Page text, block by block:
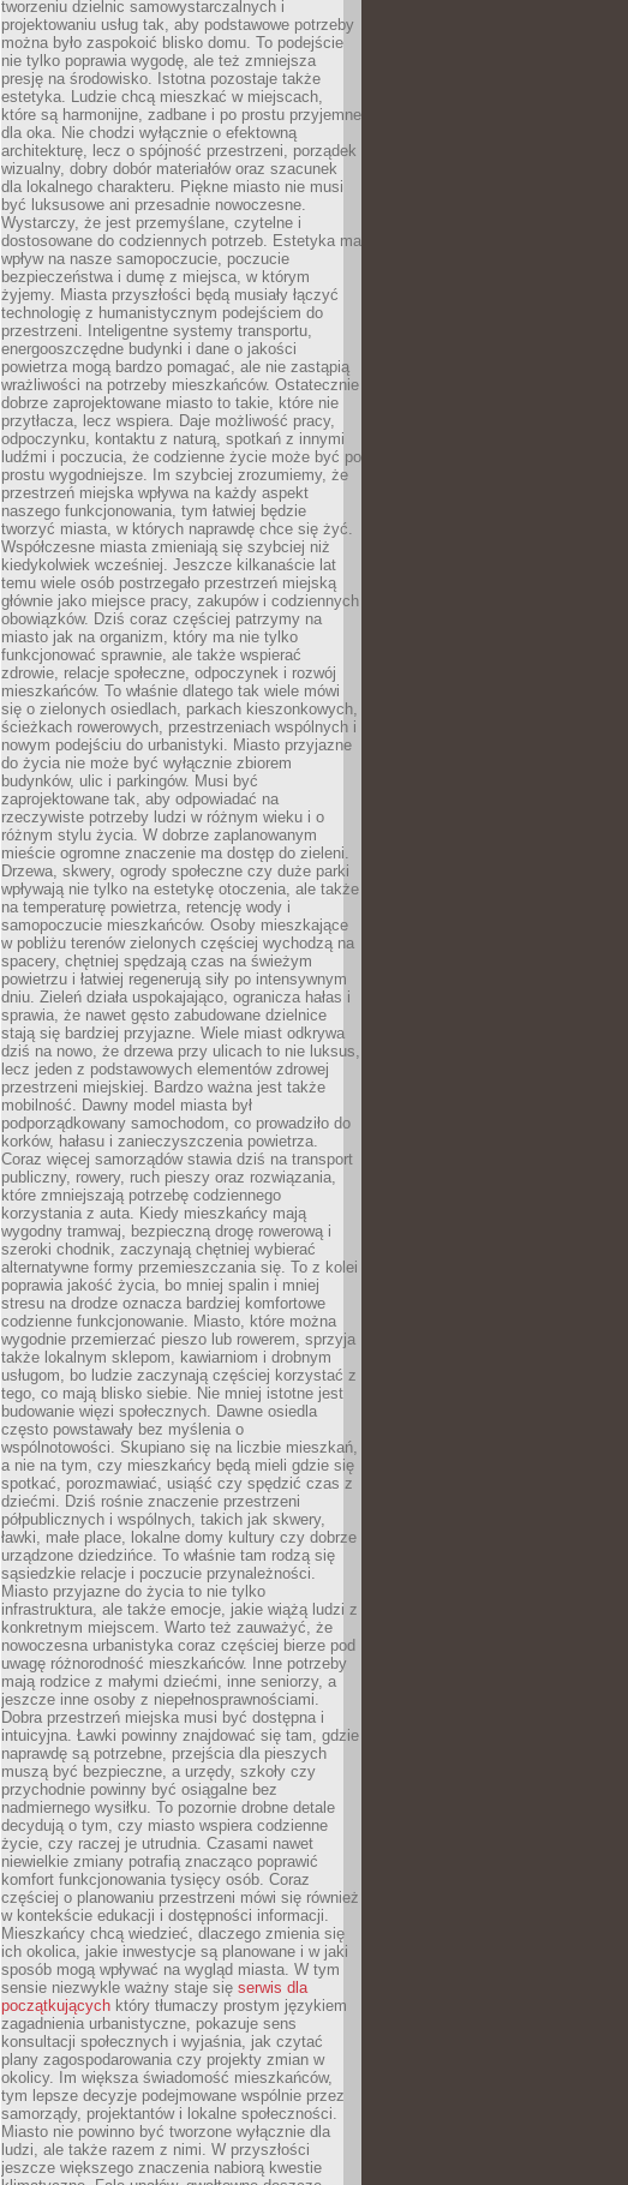
tworzeniu dzielnic samowystarczalnych i
projektowaniu usług tak, aby podstawowe potrzeby
można było zaspokoić blisko domu. To podejście
nie tylko poprawia wygodę, ale też zmniejsza
presję na środowisko. Istotna pozostaje także
estetyka. Ludzie chcą mieszkać w miejscach,
które są harmonijne, zadbane i po prostu przyjemne
dla oka. Nie chodzi wyłącznie o efektowną
architekturę, lecz o spójność przestrzeni, porządek
wizualny, dobry dobór materiałów oraz szacunek
dla lokalnego charakteru. Piękne miasto nie musi
być luksusowe ani przesadnie nowoczesne.
Wystarczy, że jest przemyślane, czytelne i
dostosowane do codziennych potrzeb. Estetyka ma
wpływ na nasze samopoczucie, poczucie
bezpieczeństwa i dumę z miejsca, w którym
żyjemy. Miasta przyszłości będą musiały łączyć
technologię z humanistycznym podejściem do
przestrzeni. Inteligentne systemy transportu,
energooszczędne budynki i dane o jakości
powietrza mogą bardzo pomagać, ale nie zastąpią
wrażliwości na potrzeby mieszkańców. Ostatecznie
dobrze zaprojektowane miasto to takie, które nie
przytłacza, lecz wspiera. Daje możliwość pracy,
odpoczynku, kontaktu z naturą, spotkań z innymi
ludźmi i poczucia, że codzienne życie może być po
prostu wygodniejsze. Im szybciej zrozumiemy, że
przestrzeń miejska wpływa na każdy aspekt
naszego funkcjonowania, tym łatwiej będzie
tworzyć miasta, w których naprawdę chce się żyć.
Współczesne miasta zmieniają się szybciej niż
kiedykolwiek wcześniej. Jeszcze kilkanaście lat
temu wiele osób postrzegało przestrzeń miejską
głównie jako miejsce pracy, zakupów i codziennych
obowiązków. Dziś coraz częściej patrzymy na
miasto jak na organizm, który ma nie tylko
funkcjonować sprawnie, ale także wspierać
zdrowie, relacje społeczne, odpoczynek i rozwój
mieszkańców. To właśnie dlatego tak wiele mówi
się o zielonych osiedlach, parkach kieszonkowych,
ścieżkach rowerowych, przestrzeniach wspólnych i
nowym podejściu do urbanistyki. Miasto przyjazne
do życia nie może być wyłącznie zbiorem
budynków, ulic i parkingów. Musi być
zaprojektowane tak, aby odpowiadać na
rzeczywiste potrzeby ludzi w różnym wieku i o
różnym stylu życia. W dobrze zaplanowanym
mieście ogromne znaczenie ma dostęp do zieleni.
Drzewa, skwery, ogrody społeczne czy duże parki
wpływają nie tylko na estetykę otoczenia, ale także
na temperaturę powietrza, retencję wody i
samopoczucie mieszkańców. Osoby mieszkające
w pobliżu terenów zielonych częściej wychodzą na
spacery, chętniej spędzają czas na świeżym
powietrzu i łatwiej regenerują siły po intensywnym
dniu. Zieleń działa uspokajająco, ogranicza hałas i
sprawia, że nawet gęsto zabudowane dzielnice
stają się bardziej przyjazne. Wiele miast odkrywa
dziś na nowo, że drzewa przy ulicach to nie luksus,
lecz jeden z podstawowych elementów zdrowej
przestrzeni miejskiej. Bardzo ważna jest także
mobilność. Dawny model miasta był
podporządkowany samochodom, co prowadziło do
korków, hałasu i zanieczyszczenia powietrza.
Coraz więcej samorządów stawia dziś na transport
publiczny, rowery, ruch pieszy oraz rozwiązania,
które zmniejszają potrzebę codziennego
korzystania z auta. Kiedy mieszkańcy mają
wygodny tramwaj, bezpieczną drogę rowerową i
szeroki chodnik, zaczynają chętniej wybierać
alternatywne formy przemieszczania się. To z kolei
poprawia jakość życia, bo mniej spalin i mniej
stresu na drodze oznacza bardziej komfortowe
codzienne funkcjonowanie. Miasto, które można
wygodnie przemierzać pieszo lub rowerem, sprzyja
także lokalnym sklepom, kawiarniom i drobnym
usługom, bo ludzie zaczynają częściej korzystać z
tego, co mają blisko siebie. Nie mniej istotne jest
budowanie więzi społecznych. Dawne osiedla
często powstawały bez myślenia o
wspólnotowości. Skupiano się na liczbie mieszkań,
a nie na tym, czy mieszkańcy będą mieli gdzie się
spotkać, porozmawiać, usiąść czy spędzić czas z
dziećmi. Dziś rośnie znaczenie przestrzeni
półpublicznych i wspólnych, takich jak skwery,
ławki, małe place, lokalne domy kultury czy dobrze
urządzone dziedzińce. To właśnie tam rodzą się
sąsiedzkie relacje i poczucie przynależności.
Miasto przyjazne do życia to nie tylko
infrastruktura, ale także emocje, jakie wiążą ludzi z
konkretnym miejscem. Warto też zauważyć, że
nowoczesna urbanistyka coraz częściej bierze pod
uwagę różnorodność mieszkańców. Inne potrzeby
mają rodzice z małymi dziećmi, inne seniorzy, a
jeszcze inne osoby z niepełnosprawnościami.
Dobra przestrzeń miejska musi być dostępna i
intuicyjna. Ławki powinny znajdować się tam, gdzie
naprawdę są potrzebne, przejścia dla pieszych
muszą być bezpieczne, a urzędy, szkoły czy
przychodnie powinny być osiągalne bez
nadmiernego wysiłku. To pozornie drobne detale
decydują o tym, czy miasto wspiera codzienne
życie, czy raczej je utrudnia. Czasami nawet
niewielkie zmiany potrafią znacząco poprawić
komfort funkcjonowania tysięcy osób. Coraz
częściej o planowaniu przestrzeni mówi się również
w kontekście edukacji i dostępności informacji.
Mieszkańcy chcą wiedzieć, dlaczego zmienia się
ich okolica, jakie inwestycje są planowane i w jaki
sposób mogą wpływać na wygląd miasta. W tym
sensie niezwykle ważny staje się serwis dla
początkujących który tłumaczy prostym językiem
zagadnienia urbanistyczne, pokazuje sens
konsultacji społecznych i wyjaśnia, jak czytać
plany zagospodarowania czy projekty zmian w
okolicy. Im większa świadomość mieszkańców,
tym lepsze decyzje podejmowane wspólnie przez
samorządy, projektantów i lokalne społeczności.
Miasto nie powinno być tworzone wyłącznie dla
ludzi, ale także razem z nimi. W przyszłości
jeszcze większego znaczenia nabiorą kwestie